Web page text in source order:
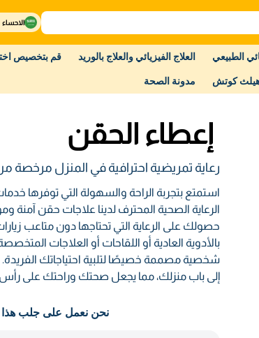
الاحساء
الطبيعي العلاج الفيزيائي والعلاج بالوريد قم بتخصيص
هيلث كوتش مدونة الصحة
إعطاء الحقن
رعاية تمريضية احترافية في المنزل مرخصة
استمتع بتجربة الراحة والسهولة التي توفرها
الرعاية الصحية المحترف لدينا علاجات حقن آمنة
حصولك على الرعاية التي تحتاجها دون متاعب
بالأدوية العادية أو اللقاحات أو العلاجات
شخصية مصممة خصيصًا لتلبية احتياجاتك
إلى باب منزلك، مما يجعل صحتك وراحتك على رأس
نحن نعمل على جلب هذا